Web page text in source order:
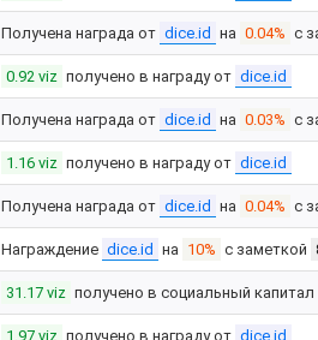
Получена награда от dice.id на 0.04% с
0.92 viz получено в награду от dice.id
Получена награда от dice.id на 0.03% с
1.16 viz получено в награду от dice.id
Получена награда от dice.id на 0.04% с
Награждение dice.id на 10% с заметкой
31.17 viz получено в социальный
1.97 viz получено в награду от dice.id